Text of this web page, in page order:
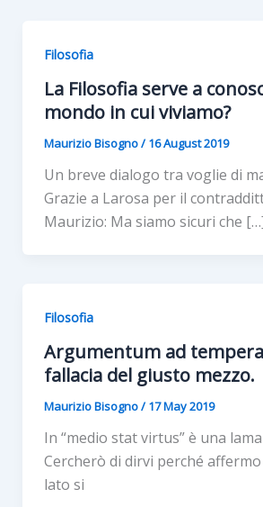
Filosofia
La Filosofia serve a
mondo in cui viviamo?
Maurizio Bisogno/16 August 2019
Un breve dialogo tra voglie di
Grazie a Larosa per il
Maurizio: Ma siamo sicuri che
Filosofia
Argumentum ad
fallacia del giusto mezzo.
Maurizio Bisogno/17 May 2019
In “medio stat virtus” è una
Cercherò di dirvi perché affermo
lato si